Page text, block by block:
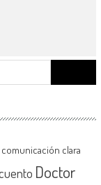
comunicación clara
Doctor